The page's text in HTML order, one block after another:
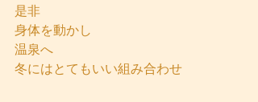
是非
身体を動かし
温泉へ
冬にはとてもいい組み合わせ